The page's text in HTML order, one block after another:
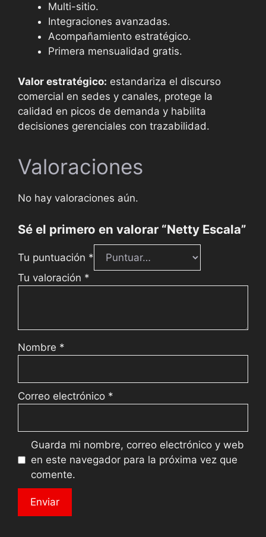
Multi-sitio.
Integraciones avanzadas.
Acompañamiento estratégico.
Primera mensualidad gratis.
Valor estratégico: estandariza el discurso
comercial en sedes y canales, protege la
calidad en picos de demanda y habilita
decisiones gerenciales con trazabilidad.
Valoraciones
No hay valoraciones aún.
Sé el primero en valorar “Netty Escala”
Tu puntuación *
Tu valoración *
Nombre *
Correo electrónico *
Guarda mi nombre, correo electrónico y web
en este navegador para la próxima vez que
comente.